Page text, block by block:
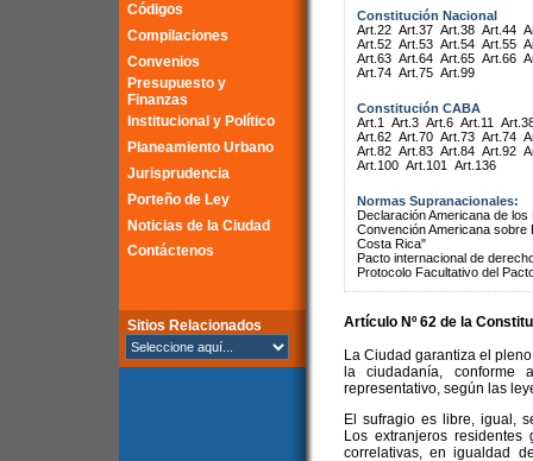
Códigos
Compilaciones
Convenios
Presupuesto y
Finanzas
Institucional y Político
Planeamiento Urbano
Jurisprudencia
Porteño de Ley
Noticias de la Ciudad
Contáctenos
Sitios Relacionados
Constitución Nacional
Art.22 Art.37 Art.38 Art.44
Art.52 Art.53 Art.54 Art.55
Art.63 Art.64 Art.65 Art.66
Art.74 Art.75 Art.99
Constitución CABA
Art.1
Art.3 Art.6 Art.11
Art.62 Art.70 Art.73 Art.74
Art.82 Art.83 Art.84 Art.92
Art.100 Art.101 Art.136
Normas Supranacionales:
Declaración Americana de
Convención Americana
Costa Rica"
Pacto internacional de
Protocolo Facultativo del
Artículo Nº 62 de la
La Ciudad garantiza el
la ciudadanía, conforme
representativo, según las
El sufragio es libre, igual,
Los extranjeros
correlativas, en igualdad